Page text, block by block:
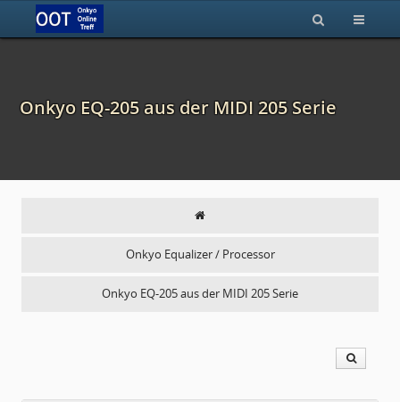
Onkyo EQ-205 aus der MIDI 205 Serie
Onkyo Equalizer / Processor
Onkyo EQ-205 aus der MIDI 205 Serie